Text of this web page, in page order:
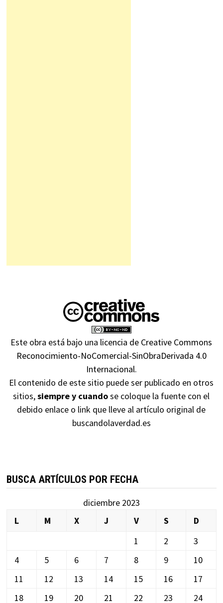
Este obra está bajo una licencia de Creative Commons
Reconocimiento-NoComercial-SinObraDerivada 4.0
Internacional.
El contenido de este sitio puede ser publicado en otros
sitios,siempre y cuandose coloque la fuente con el
debido enlace o link que lleve al artículo original de
buscandolaverdad.es
BUSCA ARTÍCULOS POR FECHA
diciembre 2023
L
M X J V S
D
1
2
3
4
5 6 7 8 9
10
11
12 13 14 15 16
17
18
19 20 21 22 23 24